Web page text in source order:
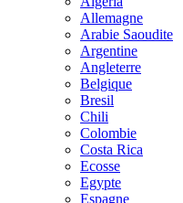
Allemagne
Arabie Saoudite
Argentine
Angleterre
Belgique
Bresil
Chili
Colombie
Costa Rica
Ecosse
Egypte
Espagne